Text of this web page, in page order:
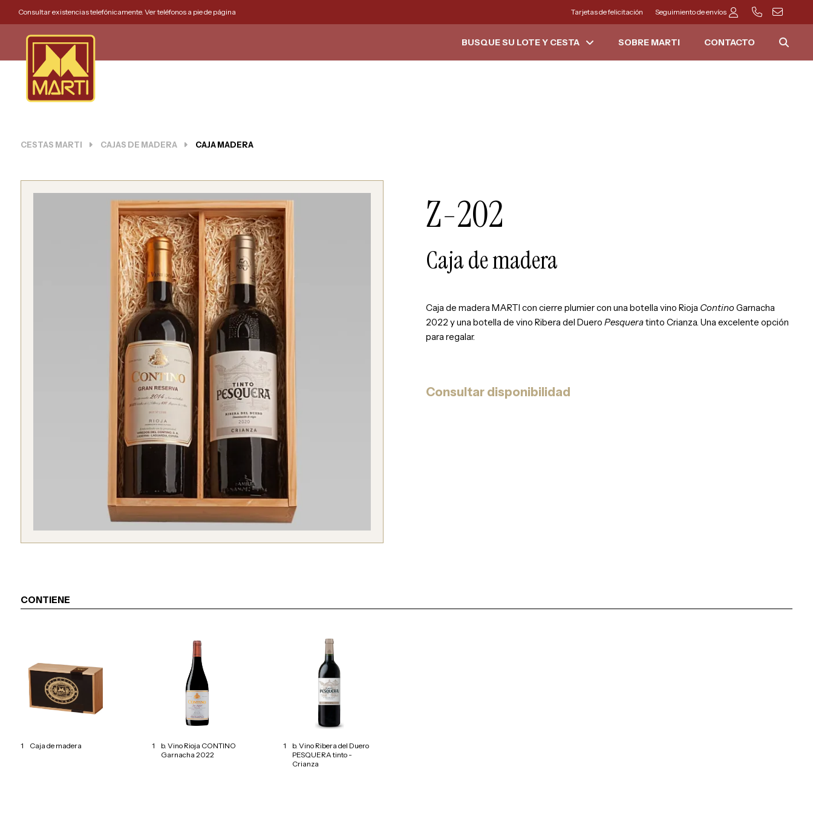
Consultar existencias telefónicamente. Ver teléfonos a pie de página Tarjetas de felicitación Seguimiento de envíos
BUSQUE SU LOTE Y CESTA SOBRE MARTI CONTACTO
CESTAS MARTI CAJAS DE MADERA CAJA MADERA
Z-202
Caja de madera
Caja de madera MARTI con cierre plumier con una botella vino Rioja ContinoGarnacha
2022 y una botella de vino Ribera del Duero Pesqueratinto Crianza. Una excelente opción
para regalar.
Consultar disponibilidad
CONTIENE
1 Caja de madera 1
b. Vino Rioja CONTINO
Garnacha 2022
1
b. Vino Ribera del Duero
PESQUERA tinto -
Crianza